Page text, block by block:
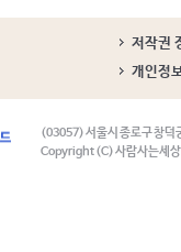
저작권
개인정
(03057) 서울시 종로구 창덕
Copyright (C) 사람사는세